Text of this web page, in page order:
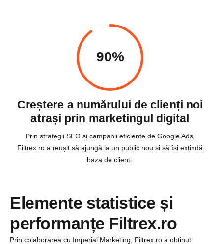
90%
Creștere a numărului de clienți noi
atrași prin marketingul digital
Prin strategii SEO și campanii eficiente de Google Ads,
Filtrex.ro a reușit să ajungă la un public nou și să își extindă
baza de clienți.
Elemente statistice și
performanțe Filtrex.ro
Prin colaborarea cu Imperial Marketing, Filtrex.ro a obținut